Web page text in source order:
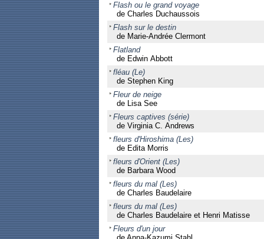
Flash ou le grand voyage
de Charles Duchaussois
Flash sur le destin
de Marie-Andrée Clermont
Flatland
de Edwin Abbott
fléau (Le)
de Stephen King
Fleur de neige
de Lisa See
Fleurs captives (série)
de Virginia C. Andrews
fleurs d'Hiroshima (Les)
de Edita Morris
fleurs d'Orient (Les)
de Barbara Wood
fleurs du mal (Les)
de Charles Baudelaire
fleurs du mal (Les)
de Charles Baudelaire et Henri Matisse
Fleurs d'un jour